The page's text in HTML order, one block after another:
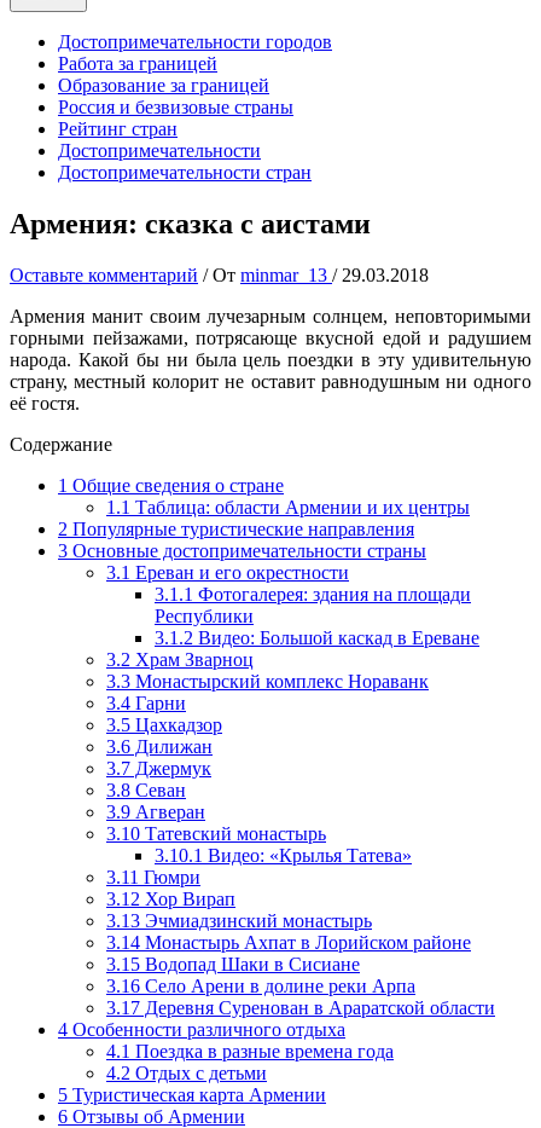
Достопримечательности городов
Работа за границей
Образование за границей
Россия и безвизовые страны
Рейтинг стран
Достопримечательности
Достопримечательности стран
Армения: сказка с аистами
Оставьте комментарий / От minmar_13 / 29.03.2018
Армения манит своим лучезарным солнцем, неповторимыми
горными пейзажами, потрясающе вкусной едой и радушием
народа. Какой бы ни была цель поездки в эту удивительную
страну, местный колорит не оставит равнодушным ни одного
её гостя.
Содержание
1 Общие сведения о стране
1.1 Таблица: области Армении и их центры
2 Популярные туристические направления
3 Основные достопримечательности страны
3.1 Ереван и его окрестности
3.1.1 Фотогалерея: здания на площади
Республики
3.1.2 Видео: Большой каскад в Ереване
3.2 Храм Зварноц
3.3 Монастырский комплекс Нораванк
3.4 Гарни
3.5 Цахкадзор
3.6 Дилижан
3.7 Джермук
3.8 Севан
3.9 Агверан
3.10 Татевский монастырь
3.10.1 Видео: «Крылья Татева»
3.11 Гюмри
3.12 Хор Вирап
3.13 Эчмиадзинский монастырь
3.14 Монастырь Ахпат в Лорийском районе
3.15 Водопад Шаки в Сисиане
3.16 Село Арени в долине реки Арпа
3.17 Деревня Суренован в Араратской области
4 Особенности различного отдыха
4.1 Поездка в разные времена года
4.2 Отдых с детьми
5 Туристическая карта Армении
6 Отзывы об Армении